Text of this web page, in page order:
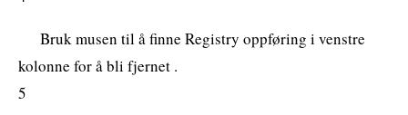
Bruk musen til å finne Registry oppføring i venstre
kolonne for å bli fjernet .
5